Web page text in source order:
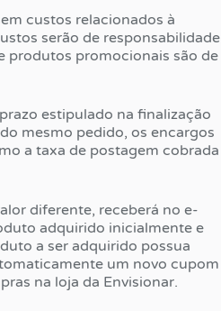
custos relacionados à
serão de responsabilidade
produtos promocionais são de
estipulado na finalização
mesmo pedido, os encargos
a taxa de postagem cobrada
diferente, receberá no e-
adquirido inicialmente e
a ser adquirido possua
um novo cupom
na loja da Envisionar.